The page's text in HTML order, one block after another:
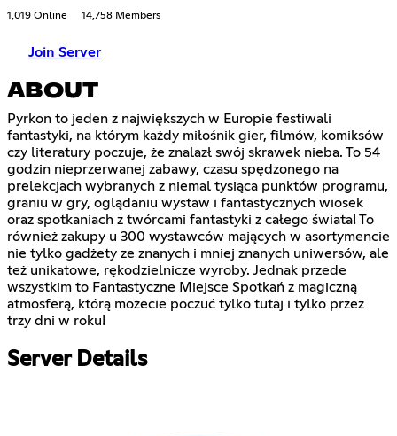
1,019 Online 14,758 Members
Join Server
ABOUT
Pyrkon to jeden z największych w Europie festiwali
fantastyki, na którym każdy miłośnik gier, filmów, komiksów
czy literatury poczuje, że znalazł swój skrawek nieba. To 54
godzin nieprzerwanej zabawy, czasu spędzonego na
prelekcjach wybranych z niemal tysiąca punktów programu,
graniu w gry, oglądaniu wystaw i fantastycznych wiosek
oraz spotkaniach z twórcami fantastyki z całego świata! To
również zakupy u 300 wystawców mających w asortymencie
nie tylko gadżety ze znanych i mniej znanych uniwersów, ale
też unikatowe, rękodzielnicze wyroby. Jednak przede
wszystkim to Fantastyczne Miejsce Spotkań z magiczną
atmosferą, którą możecie poczuć tylko tutaj i tylko przez
trzy dni w roku!
Server Details